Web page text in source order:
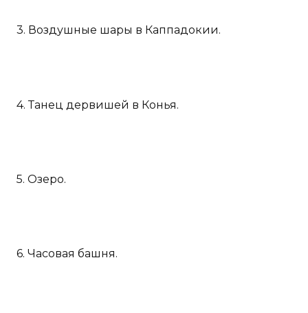
3. Воздушные шары в Каппадокии.
4. Танец дервишей в Конья.
5. Озеро.
6. Часовая башня.